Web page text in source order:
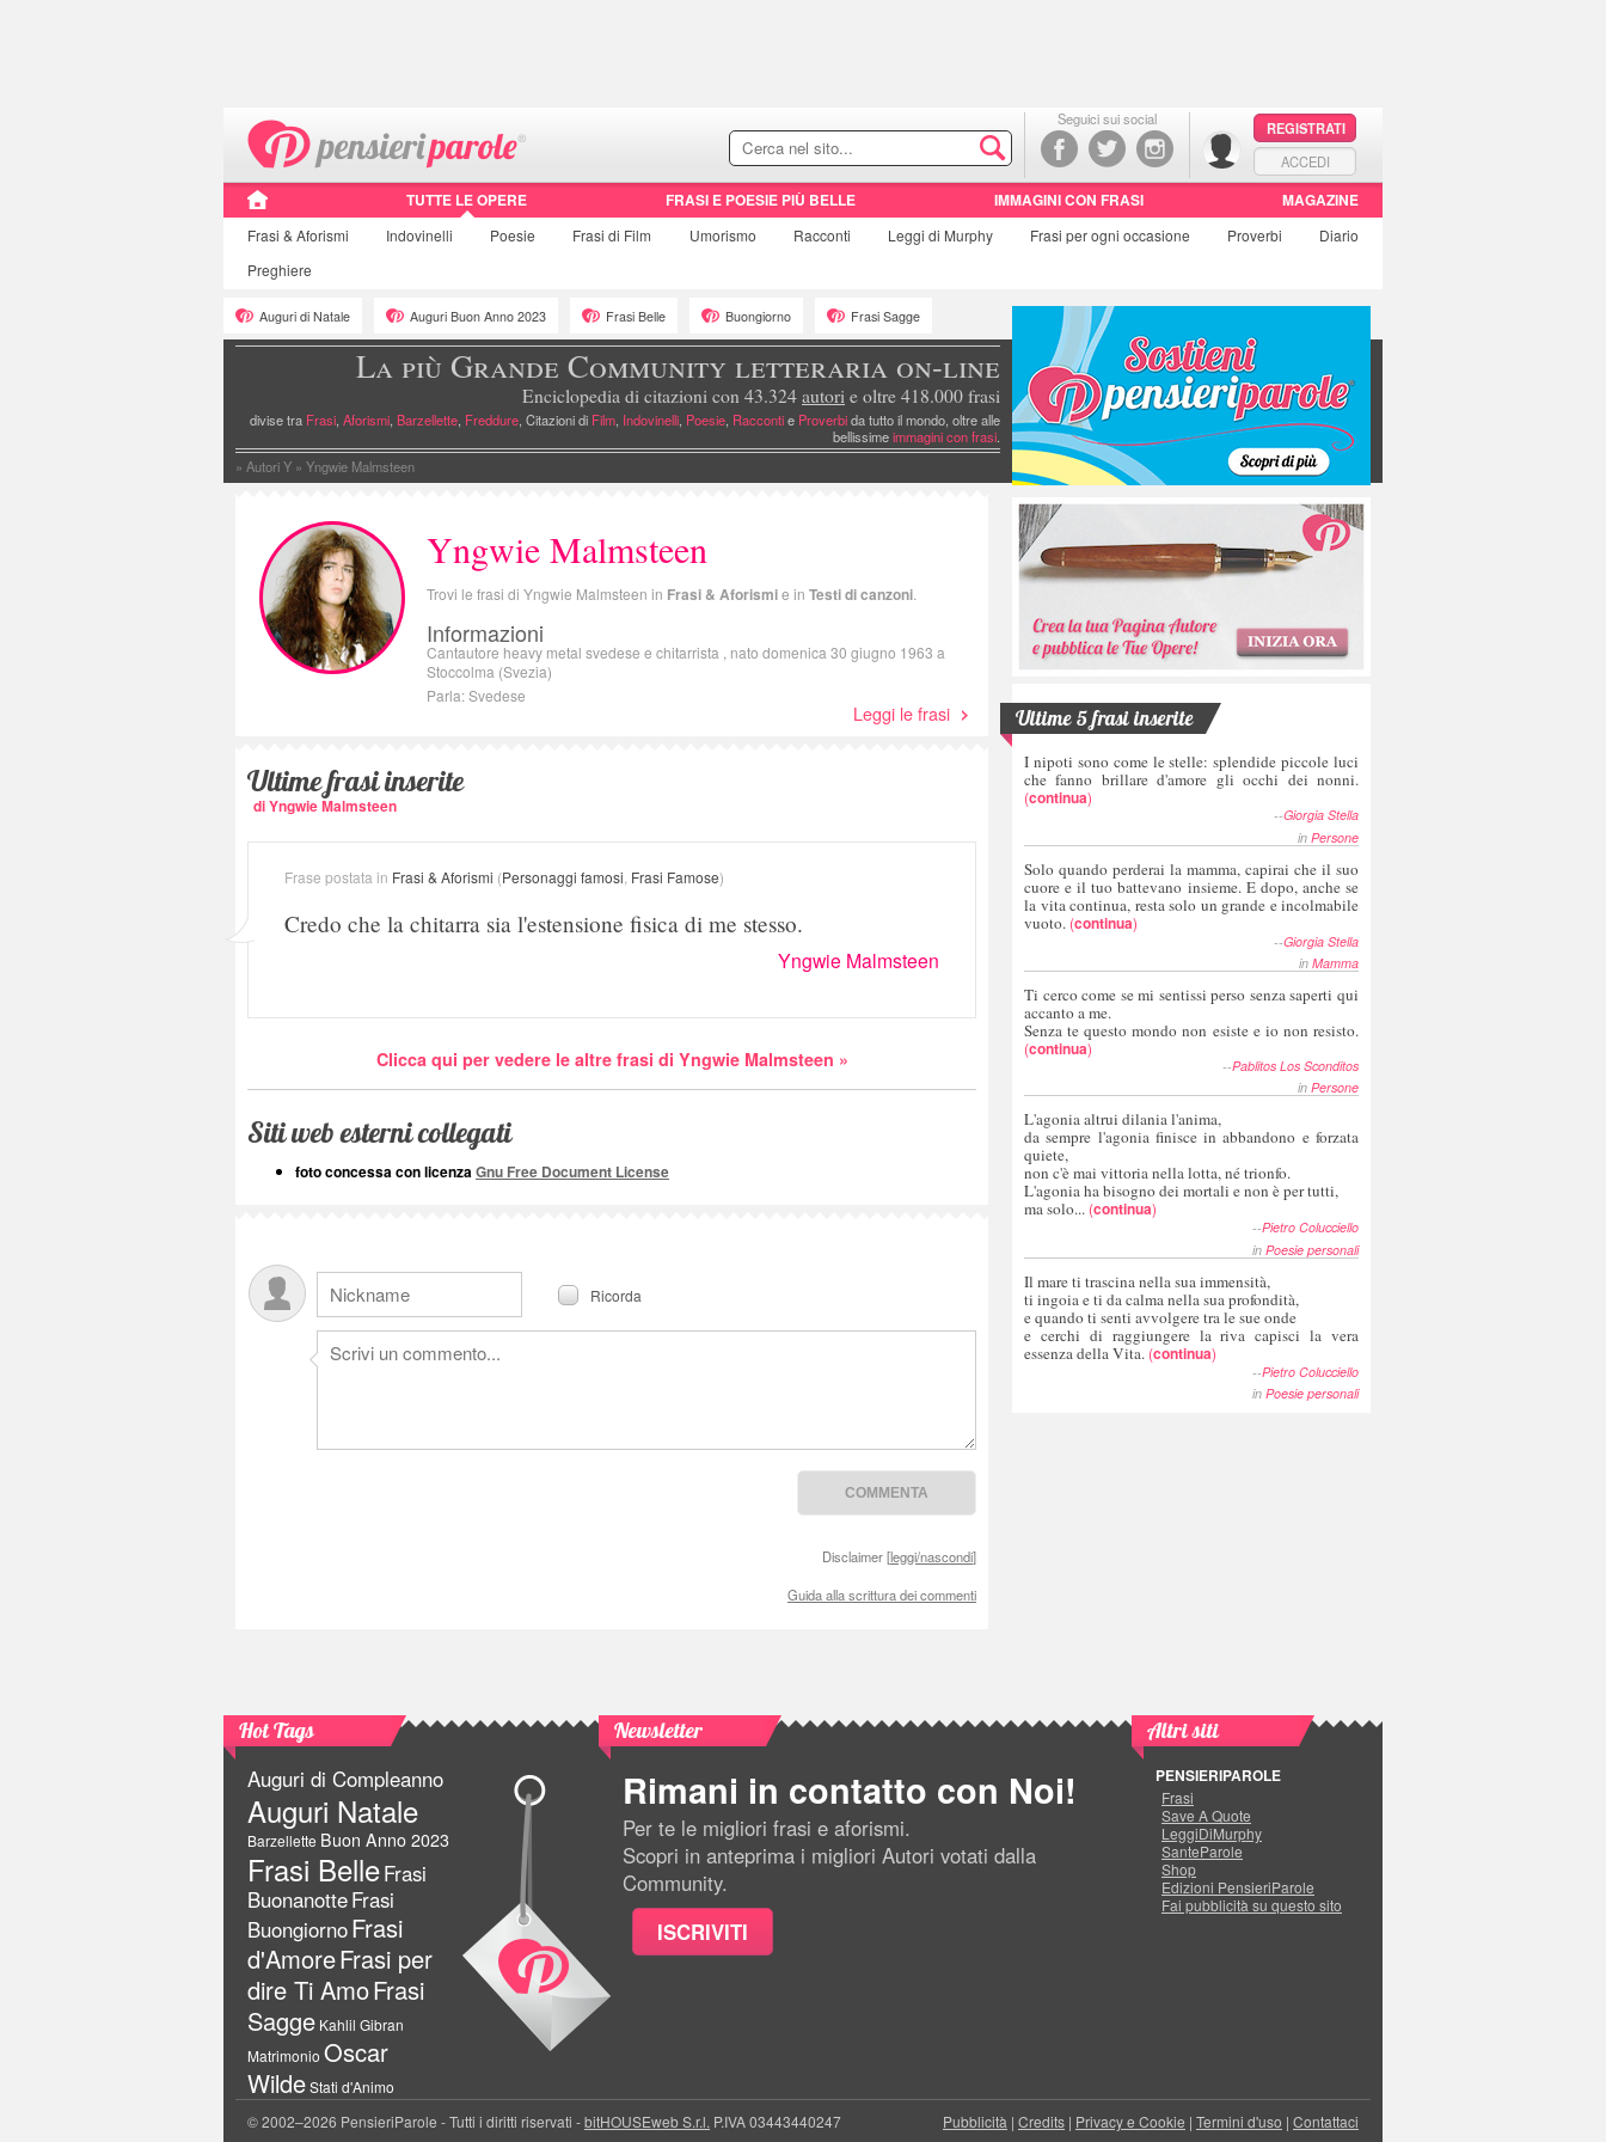
Seguici sui social
REGISTRATI
ACCEDI
TUTTE LE OPERE FRASI E POESIE PIÙ BELLE IMMAGINI CON FRASI MAGAZINE
Frasi & Aforismi Indovinelli Poesie Frasi di Film Umorismo Racconti Leggi di Murphy Frasi per ogni occasione Proverbi
Diario
Preghiere
Auguri di Natale Auguri Buon Anno 2023 Frasi Belle Buongiorno Frasi Sagge
La più Grande Community letteraria on-line
Enciclopedia di citazioni con 43.324 autori e oltre 418.000 frasi
divise tra Frasi, Aforismi, Barzellette, Freddure, Citazioni di Film, Indovinelli, Poesie, Raccontie Proverbida tutto il mondo, oltre alle
bellissimeimmagini con frasi.
» Autori Y » Yngwie Malmsteen
Yngwie Malmsteen
Trovi le frasi di Yngwie Malmsteen in Frasi & Aforismie inTesti di canzoni
Informazioni
Cantautore heavy metal svedese e chitarrista , nato domenica 30 giugno 1963 a
Stoccolma (Svezia)
Parla: Svedese
Leggi le frasi
Ultime frasi inserite
di Yngwie Malmsteen
Frase postata in Frasi & Aforismi (Personaggi famosi Frasi Famose)
Credo che la chitarra sia l'estensione fisica di me stesso.
Yngwie Malmsteen
Clicca qui per vedere le altre frasi di Yngwie Malmsteen »
Siti web esterni collegati
foto concessa con licenza Gnu Free Document License
Ricorda
Disclaimer [leggi/nascondi]
Guida alla scrittura dei commenti
Ultime 5 frasi inserite
I nipoti sono come le stelle: splendide piccole luci
che fanno brillare d'amore gli occhi dei nonni.
(continua)
--Giorgia Stella
in Persone
Solo quando perderai la mamma, capirai che il suo
cuore e il tuo battevano insieme. E dopo, anche se
la vita continua, resta solo un grande e incolmabile
vuoto. (continua)
--Giorgia Stella
in Mamma
Ti cerco come se mi sentissi perso senza saperti qui
accanto a me.
Senza te questo mondo non esiste e io non resisto.
(continua)
--Pablitos Los Sconditos
in Persone
L'agonia altrui dilania l'anima,
da sempre l'agonia finisce in abbandono e forzata
quiete,
non c'è mai vittoria nella lotta, né trionfo.
L'agonia ha bisogno dei mortali e non è per tutti,
ma solo... (continua)
--Pietro Colucciello
in Poesie personali
Il mare ti trascina nella sua immensità,
ti ingoia e ti da calma nella sua profondità,
e quando ti senti avvolgere tra le sue onde
e cerchi di raggiungere la riva capisci la vera
essenza della Vita. (continua)
--Pietro Colucciello
in Poesie personali
Hot Tags
Auguri di Compleanno
Auguri Natale
Barzellette Buon Anno 2023
Frasi BelleFrasi
BuonanotteFrasi
BuongiornoFrasi
d'AmoreFrasi per
dire Ti AmoFrasi
Sagge Kahlil Gibran
Matrimonio Oscar
WildeStati d'Animo
Newsletter
Rimani in contatto con Noi!
Per te le migliori frasi e aforismi.
Scopri in anteprima i migliori Autori votati dalla
Community.
ISCRIVITI
Altri siti
PENSIERIPAROLE
Frasi
Save A Quote
LeggiDiMurphy
SanteParole
Shop
Edizioni PensieriParole
Fai pubblicità su questo sito
© 2002–2026 PensieriParole - Tutti i diritti riservati -bitHOUSEweb S.r.l. P.IVA 03443440247 Pubblicità | Credits | Privacy e Cookie | Termini d'uso | Contattaci